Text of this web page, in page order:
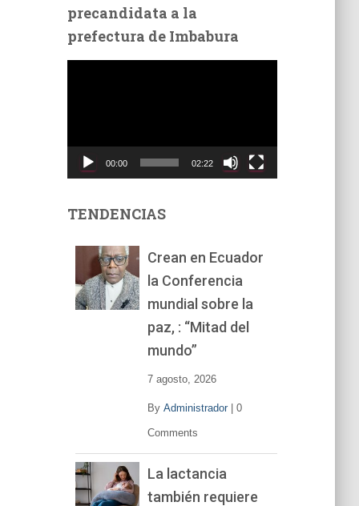
precandidata a la
prefectura de Imbabura
t
00:00 02:22
TENDENCIAS
Crean en Ecuador
la Conferencia
mundial sobre la
paz, : “Mitad del
mundo”
7 agosto, 2026
By Administrador| 0
Comments
La lactancia
también requiere